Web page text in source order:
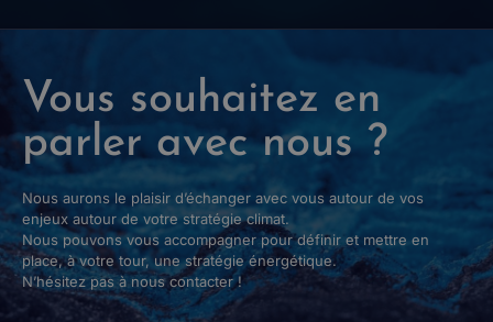
Vous souhaitez en
parler avec nous ?
Nous aurons le plaisir d’échanger avec vous autour de vos
enjeux autour de votre stratégie climat.
Nous pouvons vous accompagner pour définir et mettre en
place, à votre tour, une stratégie énergétique.
N’hésitez pas à nous contacter !